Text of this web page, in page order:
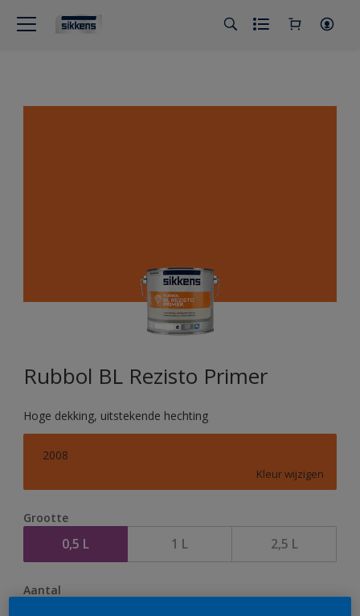
Rubbol BL Rezisto Primer
Hoge dekking, uitstekende hechting
2008
Kleur wijzigen
Grootte
0,5 L 1 L 2,5 L
Aantal